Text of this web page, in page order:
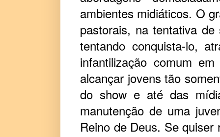
ambientes midiáticos. O
pastorais, na tentativa
tentando conquista-lo,
infantilização comum
alcançar jovens tão
do show e até das
manutenção de uma
Reino de Deus. Se